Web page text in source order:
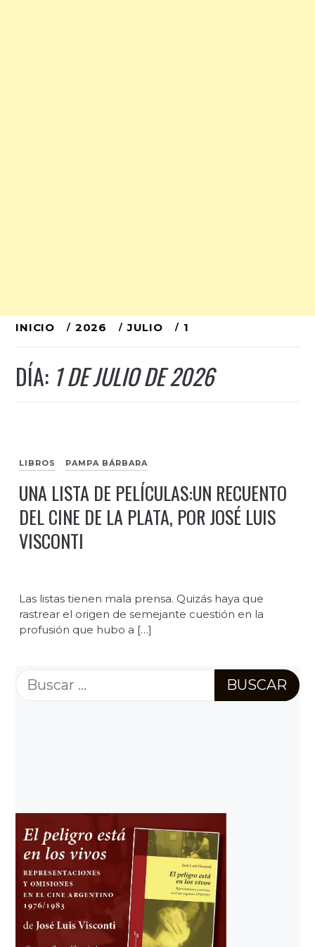
Ir
contenido
INICIO 2026 JULIO 1
DÍA: 1 DE JULIO DE 2026
LIBROS PAMPA BÁRBARA
UNA LISTA DE PELÍCULAS:UN RECUENTO
DEL CINE DE LA PLATA, POR JOSÉ LUIS
VISCONTI
Las listas tienen mala prensa. Quizás haya que
rastrear el origen de semejante cuestión en la
profusión que hubo a […]
Buscar: